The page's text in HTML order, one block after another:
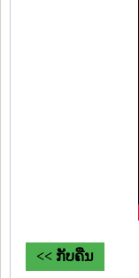
<< ກັບຄືນ